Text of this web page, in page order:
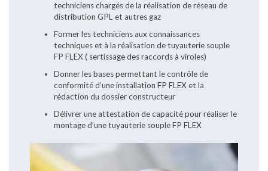
techniciens chargés de la réalisation de réseau de
distribution GPL et autres gaz
Former les techniciens aux connaissances
techniques et à la réalisation de tuyauterie souple
FP FLEX ( sertissage des raccords à viroles)
Donner les bases permettant le contrôle de
conformité d’une installation FP FLEX et la
rédaction du dossier constructeur
Délivrer une attestation de capacité pour réaliser le
montage d’une tuyauterie souple FP FLEX